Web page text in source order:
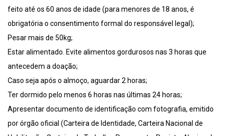
feito até os 60 anos de idade (para menores de 18 anos, é
obrigatória o consentimento formal do responsável legal);
Pesar mais de 50kg;
Estar alimentado. Evite alimentos gordurosos nas 3 horas que
antecedem a doação;
Caso seja após o almoço, aguardar 2 horas;
Ter dormido pelo menos 6 horas nas últimas 24 horas;
Apresentar documento de identificação com fotografia, emitido
por órgão oficial (Carteira de Identidade, Carteira Nacional de